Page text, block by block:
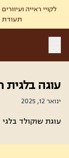
תעודת
עוגה בלגית
ינואר 12, 2025
עוגת שוקולד